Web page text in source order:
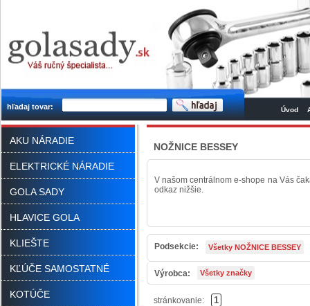
hľadaj tovar: Úvod
AKU NÁRADIE
ELEKTRICKÉ NÁRADIE
GOLA SADY
HLAVICE GOLA
KLIEŠTE
KĽÚČE SAMOSTATNÉ
KOTÚČE
NOŽNICE BESSEY
V našom centrálnom e-shope na Vás
odkaz nižšie.
Podsekcie: Všetky NOŽNICE BESSEY
Výrobca: Všetky značky
stránkovanie: 1